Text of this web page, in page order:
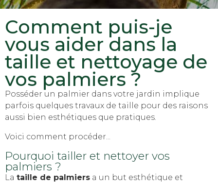
Comment puis-je
vous aider dans la
taille et nettoyage de
vos palmiers ?
Posséder un palmier dans votre jardin implique
parfois quelques travaux de taille pour des raisons
aussi bien esthétiques que pratiques.
Voici comment procéder...
Pourquoi tailler et nettoyer vos
palmiers ?
La taille de palmiers a un but esthétique et